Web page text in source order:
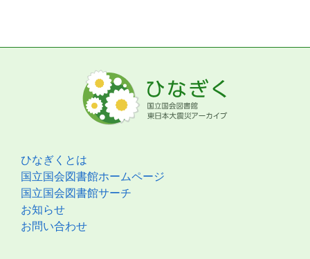
ひなぎくとは
国立国会図書館ホームページ
国立国会図書館サーチ
お知らせ
お問い合わせ